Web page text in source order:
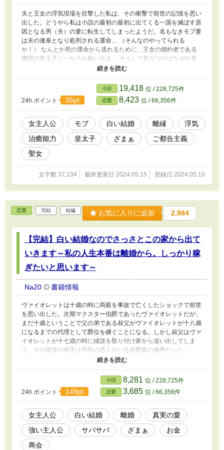
夫と王女の浮気現場を目撃した私は、その衝撃で前世の記憶を思い
出した。どうやら私は小説の最初の最初に出てくる一国を滅ぼす原
因となる男（夫）の妻に転生してしまったようだ。名もなきモブ妻
は夫の連座となり処刑される運命… （そんなのやってられる
か！） なんとか死の運命から逃れるために、王女の婚約者である
隣国の皇太子に一か八か願い出る。 そうして気がつけばなぜか皇
太子に愛されていて…？ ※ご都合主義ですのでご了承ください ※
ヒロインはほぼ出てきません ※小説家になろう様でも掲載してお
24h.ポイント 35pt
小説 19,418 位 / 228,725件
恋愛 8,423 位 / 66,356件
女主人公 モブ 白い結婚 離縁
浮気
治癒能力
皇太子 ざまぁ
ご都合主義
聖女
文字数 37,134 最終更新日 2024.05.15 登録日 2024.05.10
恋愛 完結 短編 お気に入りに追加 2,984
【完結】白い結婚なのでさっさとこの家から出て
いきます～私の人生本番は離婚から。しっかり稼
ぎたいと思います～
Na20 書籍情報
ヴァイオレットは十歳の時に両親を事故で亡くしたショックで前世
を思い出した。次期マクスター伯爵であったヴァイオレットだが、
まだ十歳ということで父の弟である叔父がヴァイオレットが十八歳
になるまでの代理として爵位を継ぐことになる。しかし叔父はヴァ
イオレットが十七歳の時に縁談を取り付け家から追い出してしま
う。その縁談の相手は平民の恋人がいる侯爵家の嫡男だった。
「俺はお前を愛することはない！」 初夜にそう宣言した旦那様に
ヴァイオレットは思った。 （この家も長くはもたないわね） 貴族
同士の結婚は簡単には離婚することができない。だけど離婚できる
方法はもちろんある。それが三年の白い結婚だ。 ヴァイオレット
は結婚初日に白い結婚でさっさと離婚し、この家から出ていくと決
めたのだった。 6話と7話の間が抜けてしまいました… 7＊として
投稿しましたのでよろしければご覧ください！
24h.ポイント 149pt
小説 8,281 位 / 228,725件
恋愛 3,685 位 / 66,356件
女主人公 白い結婚 離婚
真実の愛
強い主人公
サバサバ ざまぁ
お金
商会